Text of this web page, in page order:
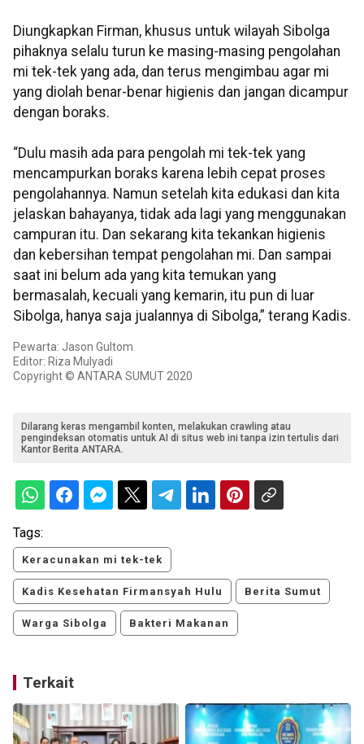
Diungkapkan Firman, khusus untuk wilayah Sibolga
pihaknya selalu turun ke masing-masing pengolahan
mi tek-tek yang ada, dan terus mengimbau agar mi
yang diolah benar-benar higienis dan jangan dicampur
dengan boraks.
“Dulu masih ada para pengolah mi tek-tek yang
mencampurkan boraks karena lebih cepat proses
pengolahannya. Namun setelah kita edukasi dan kita
jelaskan bahayanya, tidak ada lagi yang menggunakan
campuran itu. Dan sekarang kita tekankan higienis
dan kebersihan tempat pengolahan mi. Dan sampai
saat ini belum ada yang kita temukan yang
bermasalah, kecuali yang kemarin, itu pun di luar
Sibolga, hanya saja jualannya di Sibolga,” terang Kadis.
Pewarta: Jason Gultom
Editor: Riza Mulyadi
Copyright © ANTARA SUMUT 2020
Dilarang keras mengambil konten, melakukan crawling atau
pengindeksan otomatis untuk AI di situs web ini tanpa izin tertulis dari
Kantor Berita ANTARA.
Tags:
Keracunakan mi tek-tek
Kadis Kesehatan Firmansyah Hulu Berita Sumut
Warga Sibolga Bakteri Makanan
Terkait